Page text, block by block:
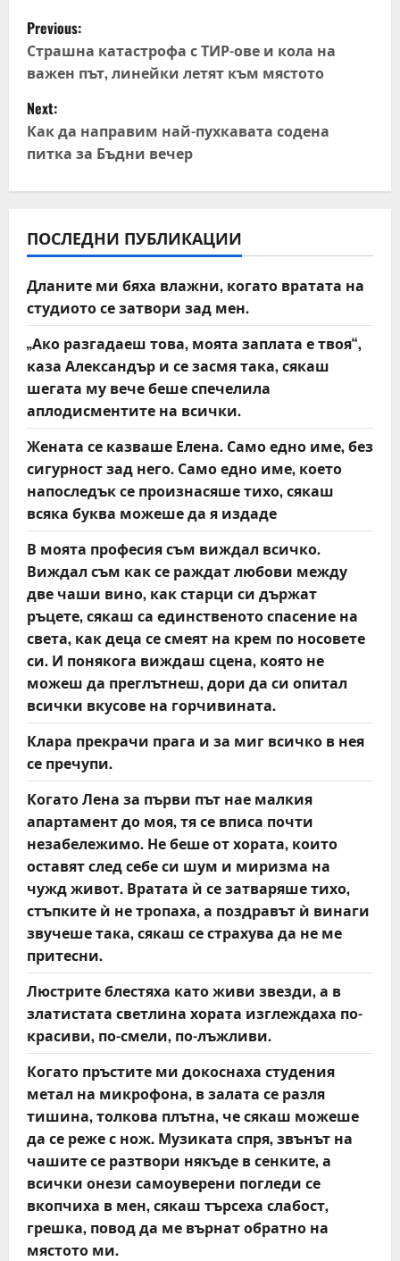
P
o
s
t
n
v
i
g
a
t
i
o
n
Previous:
Страшна катастрофа с ТИР-ове и кола на
важен път, линейки летят към мястото
Next:
Как да направим най-пухкавата содена
питка за Бъдни вечер
ПОСЛЕДНИ ПУБЛИКАЦИИ
Дланите ми бяха влажни, когато вратата на
студиото се затвори зад мен.
„Ако разгадаеш това, моята заплата е твоя“,
каза Александър и се засмя така, сякаш
шегата му вече беше спечелила
аплодисментите на всички.
Жената се казваше Елена. Само едно име, без
сигурност зад него. Само едно име, което
напоследък се произнасяше тихо, сякаш
всяка буква можеше да я издаде
В моята професия съм виждал всичко.
Виждал съм как се раждат любови между
две чаши вино, как старци си държат
ръцете, сякаш са единственото спасение на
света, как деца се смеят на крем по носовете
си. И понякога виждаш сцена, която не
можеш да преглътнеш, дори да си опитал
всички вкусове на горчивината.
Клара прекрачи прага и за миг всичко в нея
се пречупи.
Когато Лена за първи път нае малкия
апартамент до моя, тя се вписа почти
незабележимо. Не беше от хората, които
оставят след себе си шум и миризма на
чужд живот. Вратата ѝ се затваряше тихо,
стъпките ѝ не тропаха, а поздравът ѝ винаги
звучеше така, сякаш се страхува да не ме
притесни.
Люстрите блестяха като живи звезди, а в
златистата светлина хората изглеждаха по-
красиви, по-смели, по-лъжливи.
Когато пръстите ми докоснаха студения
метал на микрофона, в залата се разля
тишина, толкова плътна, че сякаш можеше
да се реже с нож. Музиката спря, звънът на
чашите се разтвори някъде в сенките, а
всички онези самоуверени погледи се
вкопчиха в мен, сякаш търсеха слабост,
грешка, повод да ме върнат обратно на
мястото ми.